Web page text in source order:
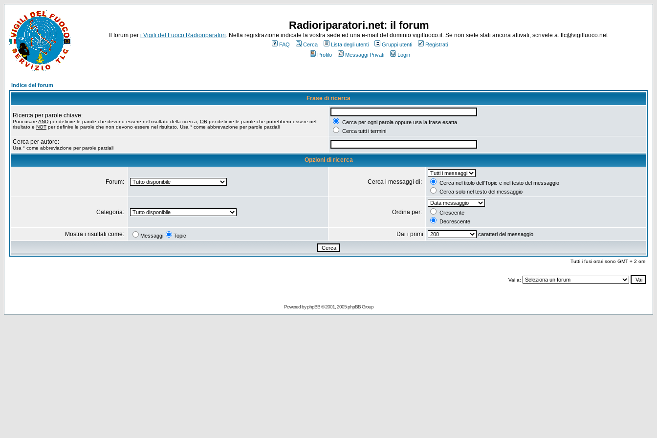
Radioriparatori.net: il forum
Il forum per i Vigili del Fuoco Radioriparatori. Nella registrazione indicate la vostra sede ed una e-mail del dominio vigilfuoco.it. Se non siete stati ancora attivati, scrivete a: tlc@vigilfuoco.net
FAQ Cerca Lista degli utenti Gruppi utenti
Registrati
Profilo
Messaggi Privati Login
Indice del forum
Frase di ricerca
Ricerca per parole chiave:
Puoi usare AND per definire le parole che devono essere nel risultato della ricerca, OR per definire le parole che potrebbero essere nel
risultato e NOT per definire le parole che non devono essere nel risultato. Usa * come abbrevazione per parole parziali
Cerca per ogni parola oppure usa la frase esatta
Cerca tutti i termini
Cerca per autore:
Usa * come abbreviazione per parole parziali
Opzioni di ricerca
Forum: Cerca i messaggi di:
Cerca nel titolo dell'Topic e nel testo del messaggio
Cerca solo nel testo del messaggio
Categoria: Ordina per:
Crescente
Decrescente
Mostra i risultati come: Messaggi Topic Dai i primi caratteri del messaggio
Tutti i fusi orari sono GMT + 2 ore
Vai a:
Powered byphpBB© 2001, 2005 phpBB Group